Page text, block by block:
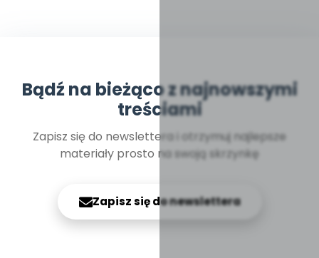
Bądź na bieżąco z najnowszymi
treściami
Zapisz się do newslettera i otrzymuj najlepsze
materiały prosto na swoją skrzynkę
Zapisz się do newslettera